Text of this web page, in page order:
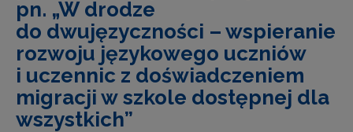
pn. „W drodze
do dwujęzyczności – wspieranie
rozwoju językowego uczniów
i uczennic z doświadczeniem
migracji w szkole dostępnej dla
wszystkich”